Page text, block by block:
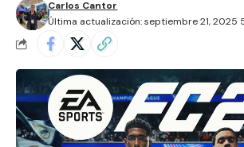
Última actualización: septiembre 21, 2025
Carlos Cantor